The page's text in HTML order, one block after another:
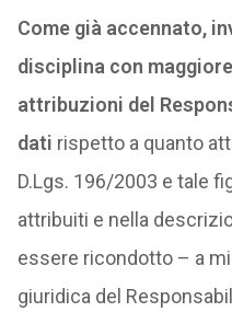
Come già accennato,
disciplina con
attribuzioni del
dati rispetto a quanto
D.Lgs. 196/2003 e tale
attribuiti e nella
essere ricondotto – a
giuridica del